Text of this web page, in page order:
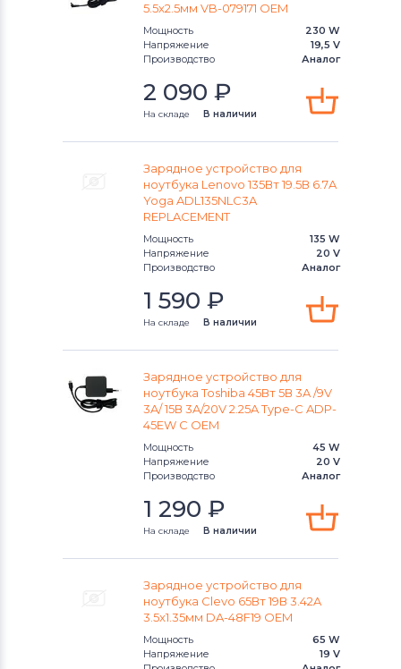
5.5x2.5мм VB-079171 OEM
Мощность
230 W
Напряжение
19,5 V
Производство
Аналог
2 090 ₽
На складе В наличии
Зарядное устройство для
ноутбука Lenovo 135Вт 19.5В 6.7A
Yoga ADL135NLC3A
REPLACEMENT
Мощность
135 W
Напряжение
20 V
Производство
Аналог
1 590 ₽
На складе В наличии
Зарядное устройство для
ноутбука Toshiba 45Вт 5В 3A /9V
3A/ 15В 3A/20V 2.25A Type-C ADP-
45EW C OEM
Мощность
45 W
Напряжение
20 V
Производство
Аналог
1 290 ₽
На складе В наличии
Зарядное устройство для
ноутбука Clevo 65Вт 19В 3.42A
3.5x1.35мм DA-48F19 OEM
Мощность
65 W
Напряжение
19 V